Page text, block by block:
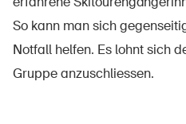
So kann man sich
Notfall helfen. Es lohnt sich
Gruppe anzuschliessen.